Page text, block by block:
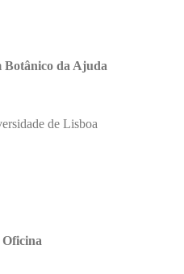
Botânico da Ajuda
de Lisboa
Oficina